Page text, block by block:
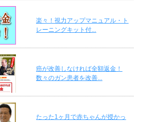
楽々！視力アップマニュアル・ト
レーニングキット付...
癌が改善しなければ全額返金！
数々のガン患者を改善...
たった1ヶ月で赤ちゃんが授かっ